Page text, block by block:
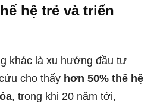
hệ trẻ và triển
khác là xu hướng đầu tư
cho thấy hơn 50% thế hệ
, trong khi 20 năm tới,